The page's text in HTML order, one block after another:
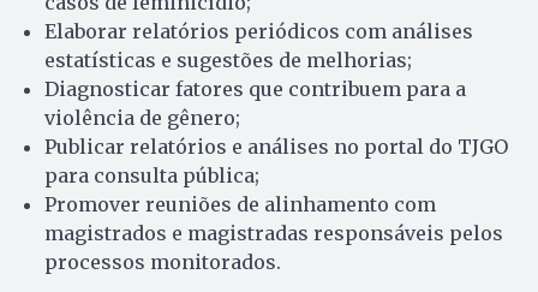
Elaborar relatórios periódicos com análises
estatísticas e sugestões de melhorias;
Diagnosticar fatores que contribuem para a
violência de gênero;
Publicar relatórios e análises no portal do TJGO
para consulta pública;
Promover reuniões de alinhamento com
magistrados e magistradas responsáveis pelos
processos monitorados.